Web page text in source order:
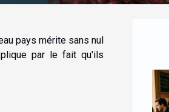
pays mérite sans nul
par le fait qu'ils